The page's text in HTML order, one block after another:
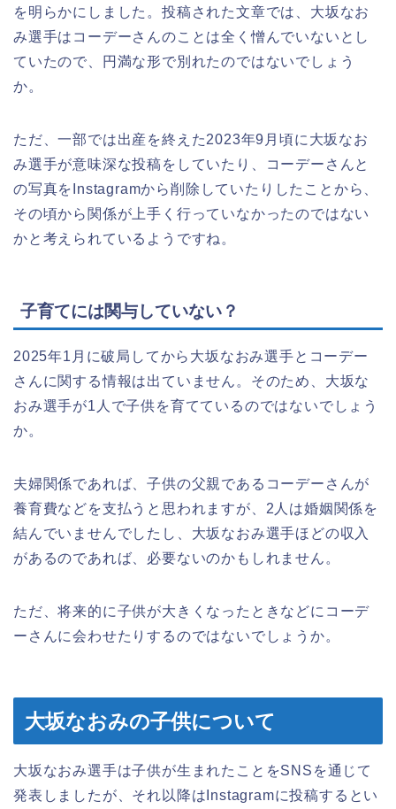
を明らかにしました。投稿された文章では、大坂なお
み選手はコーデーさんのことは全く憎んでいないとし
ていたので、円満な形で別れたのではないでしょう
か。
ただ、一部では出産を終えた2023年9月頃に大坂なお
み選手が意味深な投稿をしていたり、コーデーさんと
の写真をInstagramから削除していたりしたことから、
その頃から関係が上手く行っていなかったのではない
かと考えられているようですね。
子育てには関与していない？
2025年1月に破局してから大坂なおみ選手とコーデー
さんに関する情報は出ていません。そのため、大坂な
おみ選手が1人で子供を育てているのではないでしょう
か。
夫婦関係であれば、子供の父親であるコーデーさんが
養育費などを支払うと思われますが、2人は婚姻関係を
結んでいませんでしたし、大坂なおみ選手ほどの収入
があるのであれば、必要ないのかもしれません。
ただ、将来的に子供が大きくなったときなどにコーデ
ーさんに会わせたりするのではないでしょうか。
大坂なおみの子供について
大坂なおみ選手は子供が生まれたことをSNSを通じて
発表しましたが、それ以降はInstagramに投稿するとい